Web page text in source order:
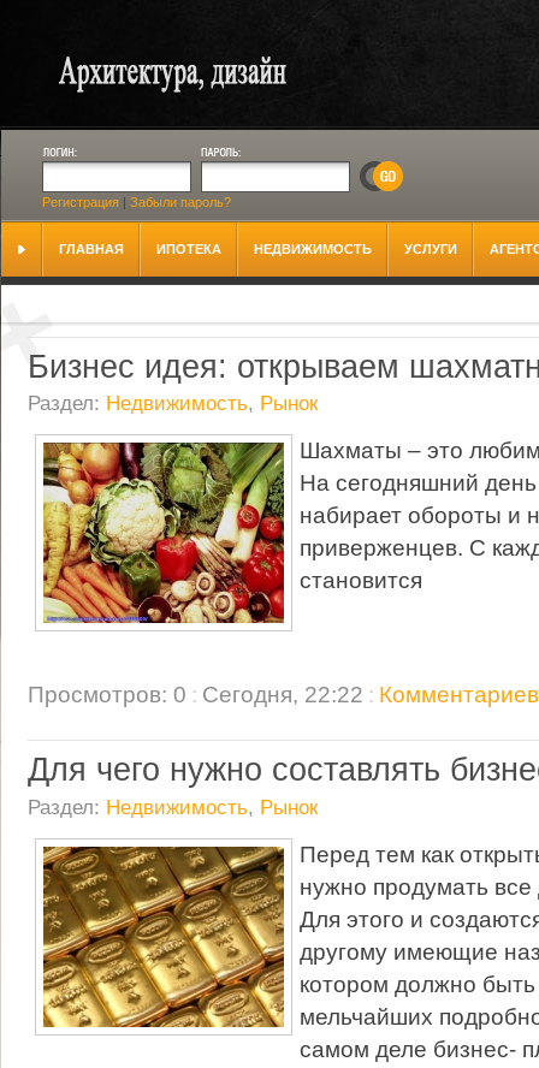
Регистрация| Забыли пароль?
ГЛАВНАЯ ИПОТЕКА НЕДВИЖИМОСТЬ УСЛУГИ
Бизнес идея: открываем
Раздел: Недвижимость, Рынок
Шахматы – это
На сегодняшний
набирает обороты и
приверженцев. С
становится
Просмотров: 0 : Сегодня, 22:22 :
Для чего нужно составлять
Раздел: Недвижимость, Рынок
Перед тем как
нужно продумать
Для этого и
другому имеющие
котором должно
мельчайших
самом деле бизнес-